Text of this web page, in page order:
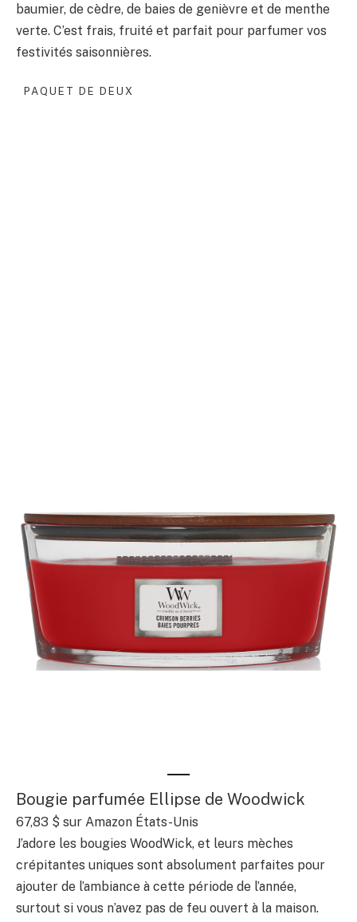
baumier, de cèdre, de baies de genièvre et de menthe
verte. C’est frais, fruité et parfait pour parfumer vos
festivités saisonnières.
PAQUET DE DEUX
Bougie parfumée Ellipse de Woodwick
67,83 $ sur Amazon États-Unis
J’adore les bougies WoodWick, et leurs mèches
crépitantes uniques sont absolument parfaites pour
ajouter de l’ambiance à cette période de l’année,
surtout si vous n’avez pas de feu ouvert à la maison.